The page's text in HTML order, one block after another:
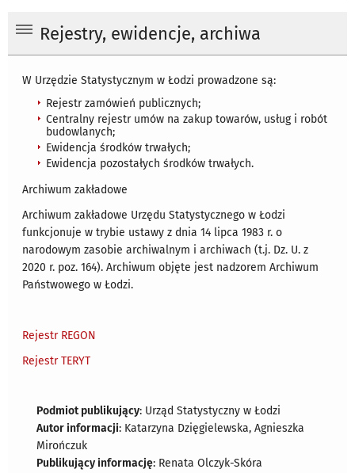
Rejestry, ewidencje, archiwa
W Urzędzie Statystycznym w Łodzi prowadzone są:
Rejestr zamówień publicznych;
Centralny rejestr umów na zakup towarów, usług i robót
budowlanych;
Ewidencja środków trwałych;
Ewidencja pozostałych środków trwałych.
Archiwum zakładowe
Archiwum zakładowe Urzędu Statystycznego w Łodzi
funkcjonuje w trybie ustawy z dnia 14 lipca 1983 r. o
narodowym zasobie archiwalnym i archiwach (t.j. Dz. U. z
2020 r. poz. 164). Archiwum objęte jest nadzorem Archiwum
Państwowego w Łodzi.
Rejestr REGON
Rejestr TERYT
Podmiot publikujący: Urząd Statystyczny w Łodzi
Autor informacji: Katarzyna Dzięgielewska, Agnieszka
Mirończuk
Publikujący informację: Renata Olczyk-Skóra